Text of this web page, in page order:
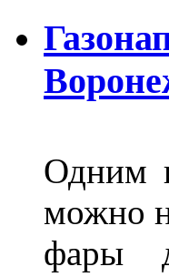
Одним
можно
фары